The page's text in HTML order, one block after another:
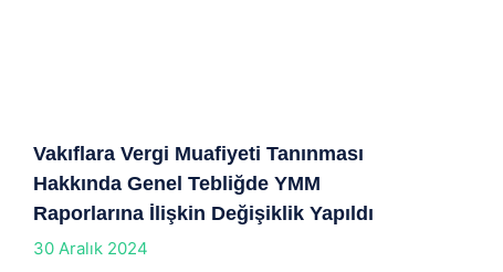
Vakıflara Vergi Muafiyeti Tanınması
Hakkında Genel Tebliğde YMM
Raporlarına İlişkin Değişiklik Yapıldı
30 Aralık 2024